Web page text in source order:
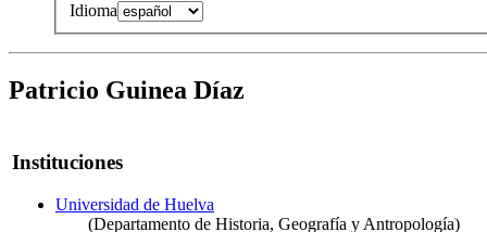
Idioma
Patricio Guinea Díaz
Instituciones
Universidad de Huelva
(Departamento de Historia, Geografía y Antropología)